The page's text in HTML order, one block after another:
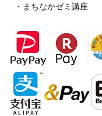
・まちなかゼミ講座